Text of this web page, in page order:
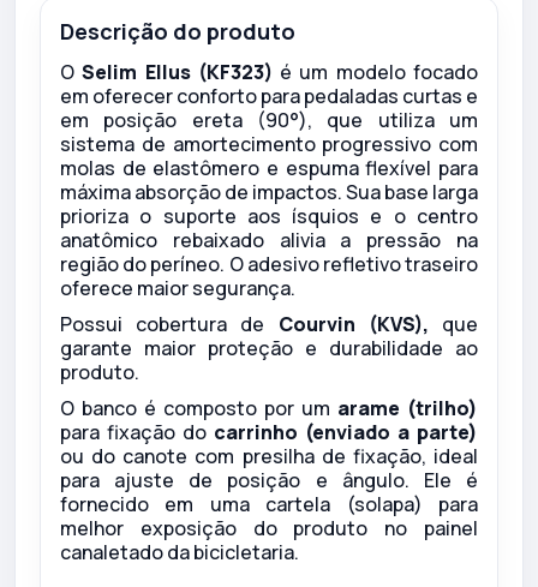
Descrição do produto
OSelim Ellus (KF323) é um modelo focado
em oferecer conforto para pedaladas curtas e
em posição ereta (90°), que utiliza um
sistema de amortecimento progressivo com
molas de elastômero e espuma flexível para
máxima absorção de impactos. Sua base larga
prioriza o suporte aos ísquios e o centro
anatômico rebaixado alivia a pressão na
região do períneo. O adesivo refletivo traseiro
oferece maior segurança.
Possui cobertura de Courvin (KVS), que
garante maior proteção e durabilidade ao
produto.
O banco é composto por um arame (trilho)
para fixação do carrinho (enviado a parte)
ou do canote com presilha de fixação, ideal
para ajuste de posição e ângulo. Ele é
fornecido em uma cartela (solapa) para
melhor exposição do produto no painel
canaletado da bicicletaria.